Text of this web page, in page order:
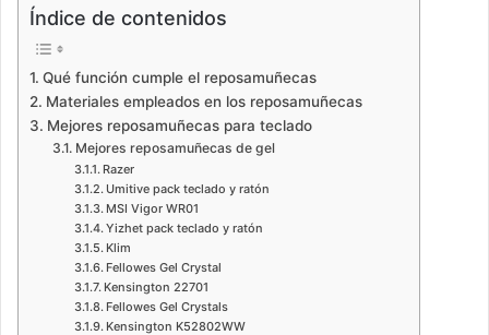
Índice de contenidos
Qué función cumple el reposamuñecas
Materiales empleados en los reposamuñecas
Mejores reposamuñecas para teclado
Mejores reposamuñecas de gel
Razer
Umitive pack teclado y ratón
MSI Vigor WR01
Yizhet pack teclado y ratón
Klim
Fellowes Gel Crystal
Kensington 22701
Fellowes Gel Crystals
Kensington K52802WW